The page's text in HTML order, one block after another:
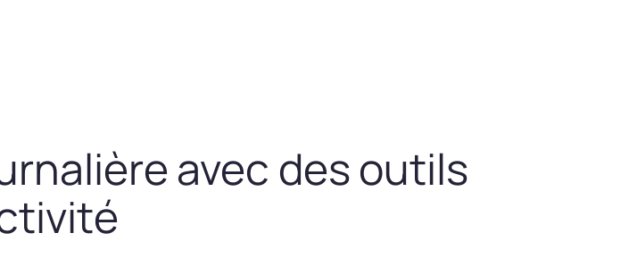
avec des outils